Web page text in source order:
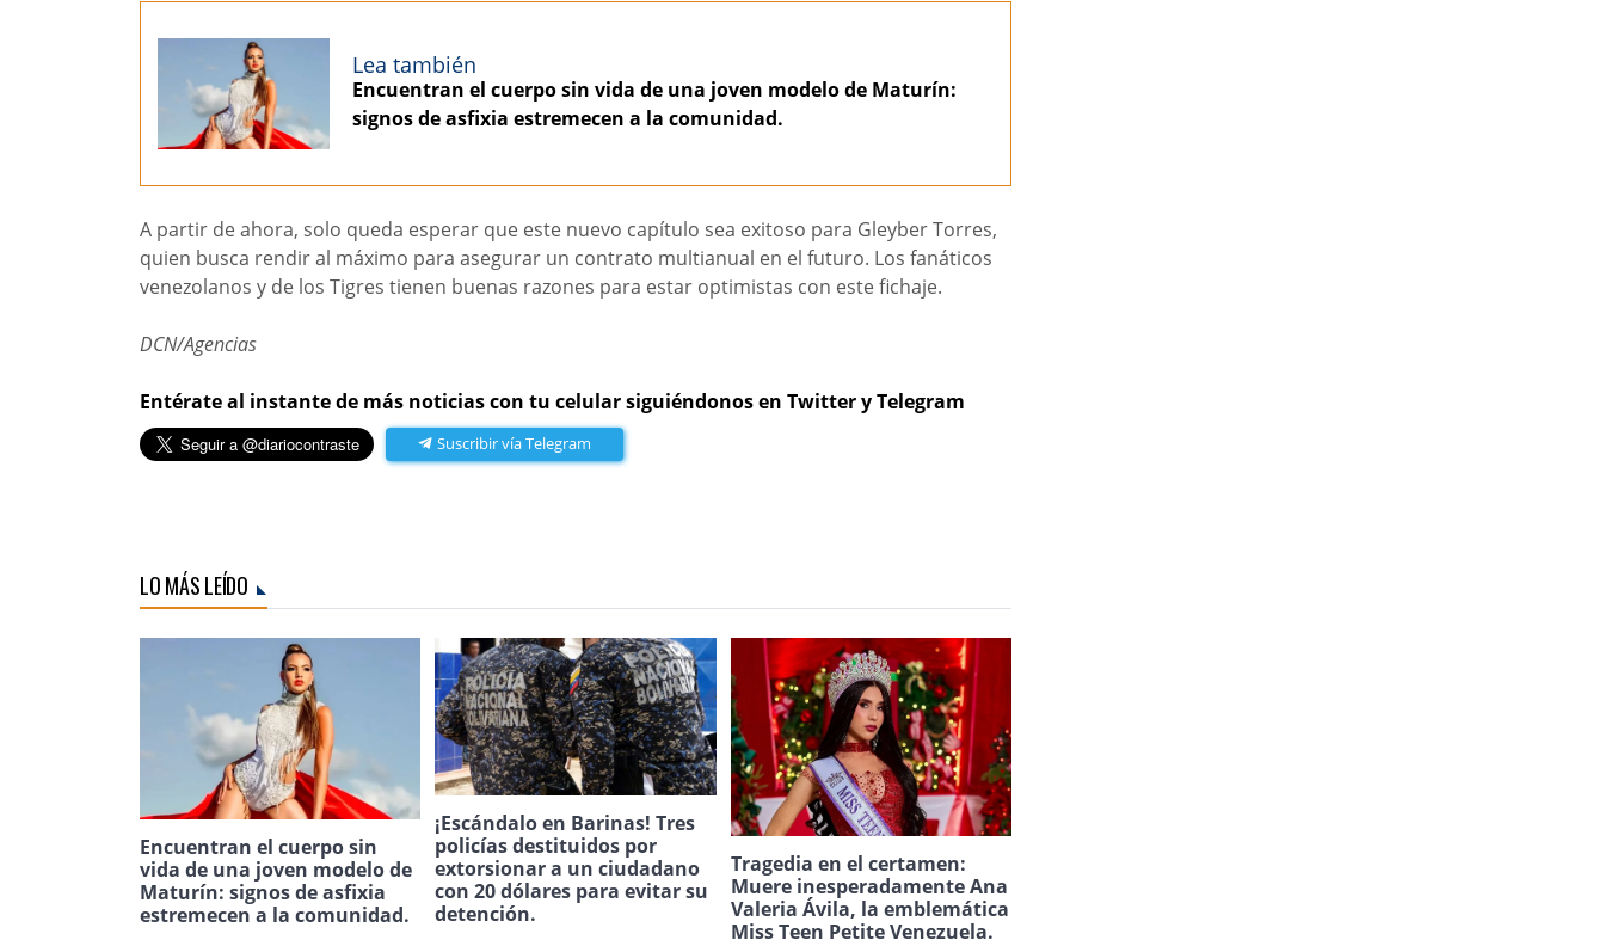
Lea también
Encuentran el cuerpo sin vida de una joven modelo de Maturín:
signos de asfixia estremecen a la comunidad.
A partir de ahora, solo queda esperar que este nuevo capítulo sea exitoso para Gleyber Torres,
quien busca rendir al máximo para asegurar un contrato multianual en el futuro. Los fanáticos
venezolanos y de los Tigres tienen buenas razones para estar optimistas con este fichaje.
DCN/Agencias
Entérate al instante de más noticias con tu celular siguiéndonos en Twitter y Telegram
Suscribir vía Telegram
LO MÁS LEÍDO
Encuentran el cuerpo sin
vida de una joven modelo de
Maturín: signos de asfixia
estremecen a la comunidad.
¡Escándalo en Barinas! Tres
policías destituidos por
extorsionar a un ciudadano
con 20 dólares para evitar su
detención.
Tragedia en el certamen:
Muere inesperadamente Ana
Valeria Ávila, la emblemática
Miss Teen Petite Venezuela.